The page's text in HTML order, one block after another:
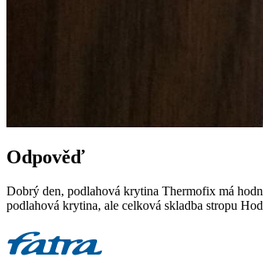
Odpověď
Dobrý den, podlahová krytina Thermofix má
podlahová krytina, ale celková skladba stropu